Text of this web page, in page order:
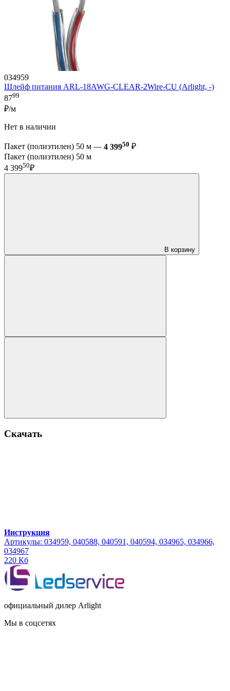
034959
Шлейф питания ARL-18AWG-CLEAR-2Wire-CU (Arlight, -)
8799
₽/м
Нет в наличии
Пакет (полиэтилен) 50 м — 4 39950 ₽
Пакет (полиэтилен) 50 м
4 39950₽
В корзину
Скачать
Инструкция
Артикулы: 034959, 040588, 040591, 040594, 034965, 034966,
034967
220 Кб
официальный дилер Arlight
Мы в соцсетях